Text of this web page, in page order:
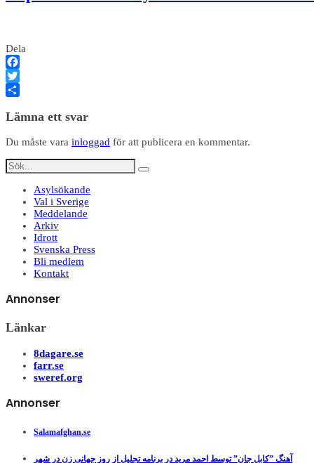
Dela
Facebook
Twitter
Lämna ett svar
Du måste vara inloggad för att publicera en kommentar.
Asylsökande
Val i Sverige
Meddelande
Arkiv
Idrott
Svenska Press
Bli medlem
Kontakt
Annonser
Länkar
8dagare.se
farr.se
sweref.org
Annonser
Salamafghan.se
آهنگ ”کابل جان” توسط احمد مرید در برنامه تجلیل از روز جهانی زن در شهر